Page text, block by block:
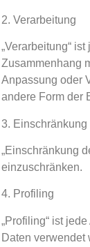
2. Verarbeitung
„Verarbeitung“
Zusammenhang
Anpassung oder
andere Form der
3. Einschränkung
„Einschränkung
einzuschränken.
4. Profiling
„Profiling“ ist
Daten verwendet